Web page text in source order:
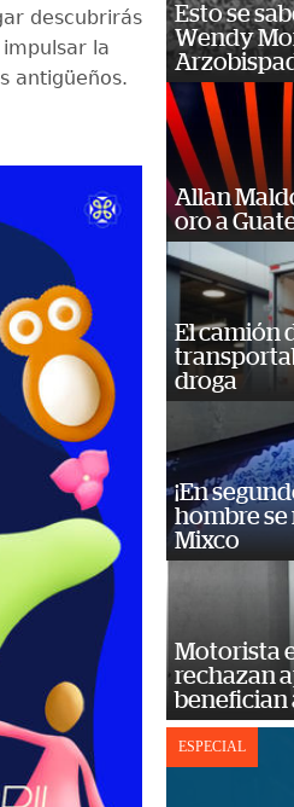
descubrirás
la
antigüeños.
Esto se
Wendy
Allan
oro a
El camión
droga
¡En
hombre
Mixco
Motorista
rechazan
benefician
ESPECIAL